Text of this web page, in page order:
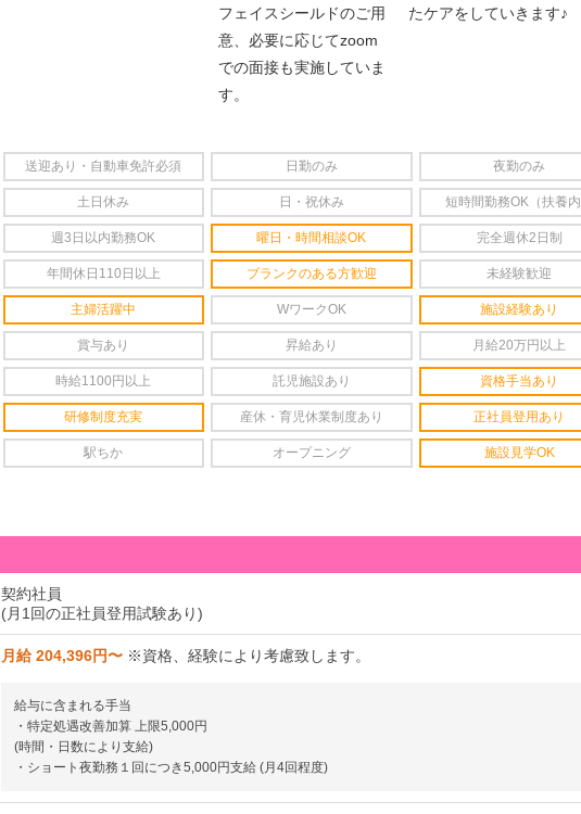
フェイスシールドのご用
意、必要に応じてzoom
での面接も実施していま
す。
たケアをしていきます♪
送迎あり・自動車免許必須 日勤のみ 夜勤のみ
土日休み 日・祝休み 短時間勤務OK（扶養
週3日以内勤務OK 曜日・時間相談OK 完全週休2日制
年間休日110日以上 ブランクのある方歓迎 未経験歓迎
主婦活躍中 WワークOK 施設経験あり
賞与あり 昇給あり 月給20万円以上
時給1100円以上 託児施設あり 資格手当あり
研修制度充実 産休・育児休業制度あり 正社員登用あり
駅ちか オープニング 施設見学OK
契約社員
(月1回の正社員登用試験あり)
月給 204,396円〜 ※資格、経験により考慮致します。
給与に含まれる手当
・特定処遇改善加算 上限5,000円
(時間・日数により支給)
・ショート夜勤務１回につき5,000円支給 (月4回程度)